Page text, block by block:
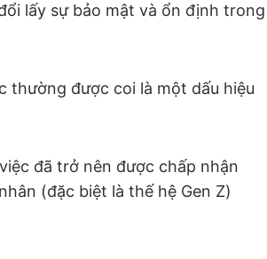
lấy sự bảo mật và ổn định trong
thường được coi là một dấu hiệu
đã trở nên được chấp nhận
(đặc biệt là thế hệ Gen Z)